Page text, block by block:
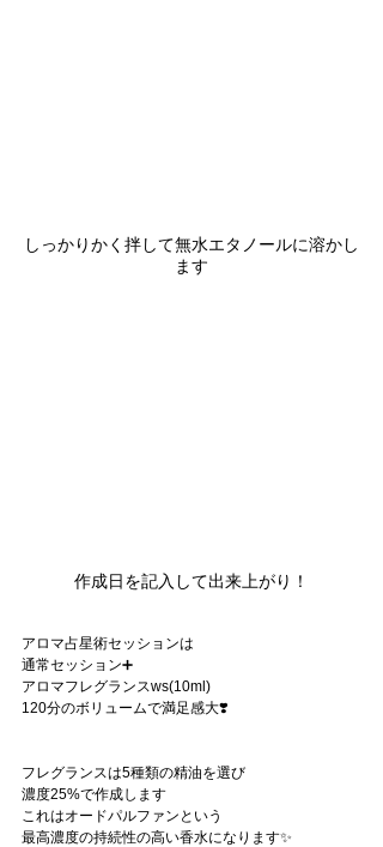
しっかりかく拌して無水エタノールに溶かし
ます
作成日を記入して出来上がり！
アロマ占星術セッションは
通常セッション➕
アロマフレグランスws(10ml)
120分のボリュームで満足感大❣️
フレグランスは5種類の精油を選び
濃度25%で作成します
これはオードパルファンという
最高濃度の持続性の高い香水になります✨